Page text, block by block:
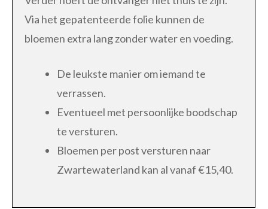
Via het gepatenteerde folie kunnen de
bloemen extra lang zonder water en voeding.
De leukste manier om iemand te
verrassen.
Eventueel met persoonlijke boodschap
te versturen.
Bloemen per post versturen naar
Zwartewaterland kan al vanaf €15,40.